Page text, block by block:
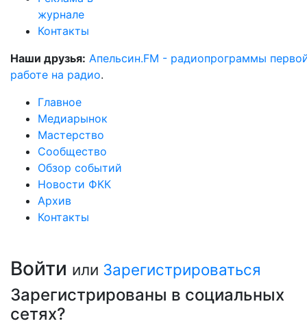
журнале
Контакты
Наши друзья: Апельсин.FM - радиопрограммы
работе на радио.
Главное
Медиарынок
Мастерство
Сообщество
Обзор событий
Новости ФКК
Архив
Контакты
Войти или Зарегистрироваться
Зарегистрированы в социальных
сетях?